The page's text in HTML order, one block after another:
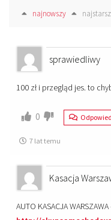
najnowszy
sprawiedliwy
100 zł i przegląd jes. to
0
7 lat temu
Kasacja
AUTO KASACJA